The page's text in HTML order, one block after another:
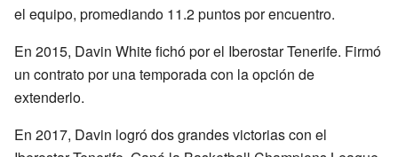
el equipo, promediando 11.2 puntos por encuentro.
En 2015, Davin White fichó por el Iberostar Tenerife. Firmó
un contrato por una temporada con la opción de
extenderlo.
En 2017, Davin logró dos grandes victorias con el